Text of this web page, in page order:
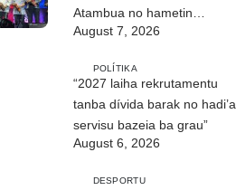
Atambua no hametin
relasaun TL–Indonézia
August 7, 2026
POLÍTIKA
“2027 laiha rekrutamentu
tanba dívida barak no hadi’a
servisu bazeia ba grau”
August 6, 2026
DESPORTU